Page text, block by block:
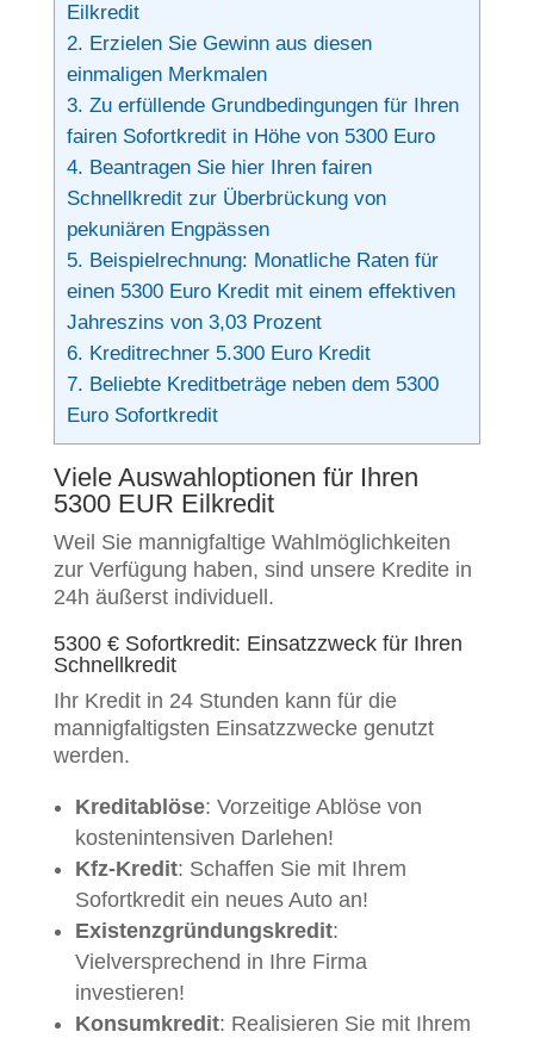
Eilkredit
2. Erzielen Sie Gewinn aus diesen
einmaligen Merkmalen
3. Zu erfüllende Grundbedingungen für Ihren
fairen Sofortkredit in Höhe von 5300 Euro
4. Beantragen Sie hier Ihren fairen
Schnellkredit zur Überbrückung von
pekuniären Engpässen
5. Beispielrechnung: Monatliche Raten für
einen 5300 Euro Kredit mit einem effektiven
Jahreszins von 3,03 Prozent
6. Kreditrechner 5.300 Euro Kredit
7. Beliebte Kreditbeträge neben dem 5300
Euro Sofortkredit
Viele Auswahloptionen für Ihren
5300 EUR Eilkredit
Weil Sie mannigfaltige Wahlmöglichkeiten
zur Verfügung haben, sind unsere Kredite in
24h äußerst individuell.
5300 € Sofortkredit: Einsatzzweck für Ihren
Schnellkredit
Ihr Kredit in 24 Stunden kann für die
mannigfaltigsten Einsatzzwecke genutzt
werden.
Kreditablöse: Vorzeitige Ablöse von
kostenintensiven Darlehen!
Kfz-Kredit: Schaffen Sie mit Ihrem
Sofortkredit ein neues Auto an!
Existenzgründungskredit:
Vielversprechend in Ihre Firma
investieren!
Konsumkredit: Realisieren Sie mit Ihrem